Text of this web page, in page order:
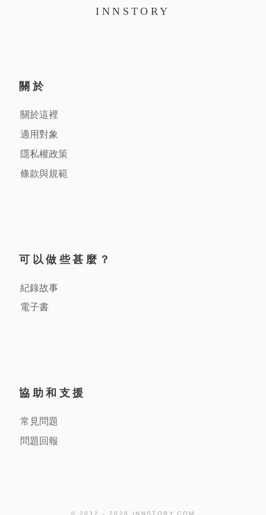
INNSTORY
關於
關於這裡
適用對象
隱私權政策
條款與規範
可以做些甚麼？
紀錄故事
電子書
協助和支援
常見問題
問題回報
© 2012 - 2026 INNSTORY.COM